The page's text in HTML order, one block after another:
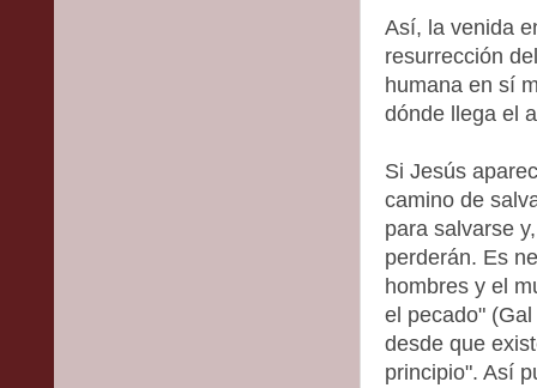
Así, la venida
resurrección
humana en sí
dónde llega el
Si Jesús
camino de
para salvarse
perderán. Es
hombres y el
el pecado"
desde que
principio". Así